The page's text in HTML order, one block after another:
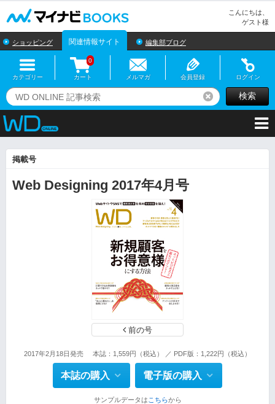
こんにちは、
ゲスト様
ショッピング 関連情報サイト 編集部ブログ
カテゴリー カート
0
メルマガ 会員登録 ログイン
リセット検索
掲載号
Web Designing 2017年4月号
前の号
2017年2月18日発売 本誌：1,559円（税込） ／ PDF版：1,222円（税込）
本誌の購入 電子版の購入
サンプルデータは こちらから